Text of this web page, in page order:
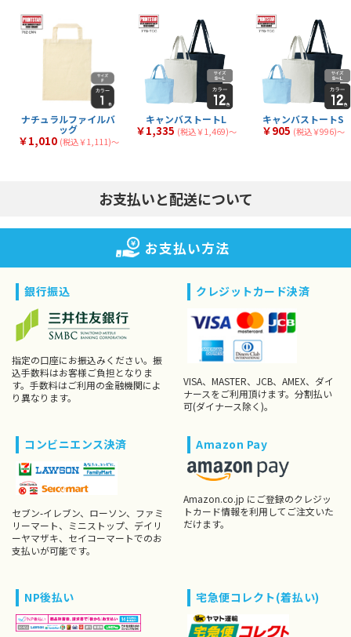
全
ー
全14商品
ナチュラルファイルバ
ッグ
￥1,010 (税込￥1,111)〜
キャンバストートL
￥1,335 (税込￥1,469)〜
キャンバストートS
￥905 (税込￥996)〜
お支払いと配送について
お支払い方法
銀行振込
指定の口座にお振込みください。振
込手数料はお客様ご負担となりま
す。手数料はご利用の金融機関によ
り異なります。
クレジットカード決済
VISA、MASTER、JCB、AMEX、ダイ
ナースをご利用頂けます。分割払い
可(ダイナース除く)。
コンビニエンス決済
セブン-イレブン、ローソン、ファミ
リーマート、ミニストップ、デイリ
ーヤマザキ、セイコーマートでのお
支払いが可能です。
Amazon Pay
Amazon.co.jp にご登録のクレジッ
トカード情報を利用してご注文いた
だけます。
NP後払い 宅急便コレクト(着払い)